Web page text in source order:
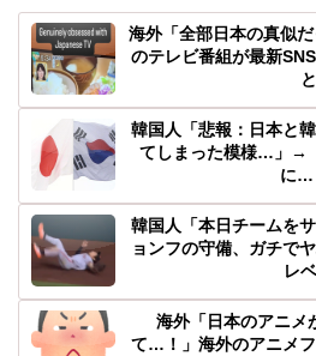
海外「全部日本の真似
のテレビ番組が最新
韓国人「悲報：日本と
てしまった模様…」→
に…
韓国人「本日チームを
ョンフの守備、ガチで
レ
海外「日本のアニメ
て…！」海外のアニメ